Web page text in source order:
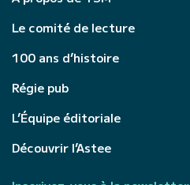
Le comité de lecture
100 ans d’histoire
Régie pub
L’Équipe éditoriale
Découvrir l’Astee